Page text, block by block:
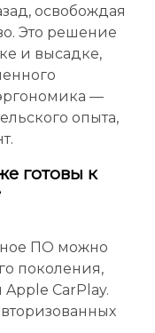
освобождая
Это решение
и высадке,
—
опыта,
готовы к
ПО можно
поколения,
CarPlay.